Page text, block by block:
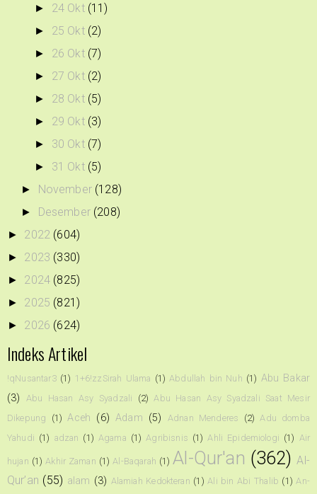
► 24 Okt (11)
► 25 Okt (2)
► 26 Okt (7)
► 27 Okt (2)
► 28 Okt (5)
► 29 Okt (3)
► 30 Okt (7)
► 31 Okt (5)
► November (128)
► Desember (208)
► 2022 (604)
► 2023 (330)
► 2024 (825)
► 2025 (821)
► 2026 (624)
Indeks Artikel
!qNusantar3 (1) 1+6!zzSirah Ulama (1) Abdullah bin Nuh (1) Abu Bakar
(3)
Abu Hasan Asy Syadzali (2) Abu Hasan Asy Syadzali Saat Mesir
Dikepung
(1) Aceh (6) Adam (5) Adnan Menderes (2) Adu domba
Yahudi (1) adzan (1) Agama (1) Agribisnis (1) Ahli Epidemiologi (1) Air
hujan (1) Akhir Zaman (1) Al-Baqarah (1) Al-Qur'an (362) Al-
Qur’an (55) alam (3) Alamiah Kedokteran (1) Ali bin Abi Thalib (1) An-